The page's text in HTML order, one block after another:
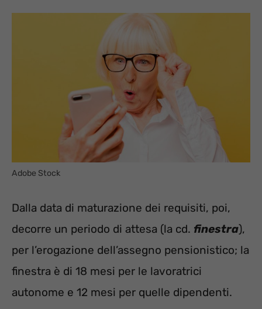
Adobe Stock
Dalla data di maturazione dei requisiti, poi,
decorre un periodo di attesa (la cd. finestra),
per l’erogazione dell’assegno pensionistico; la
finestra è di 18 mesi per le lavoratrici
autonome e 12 mesi per quelle dipendenti.